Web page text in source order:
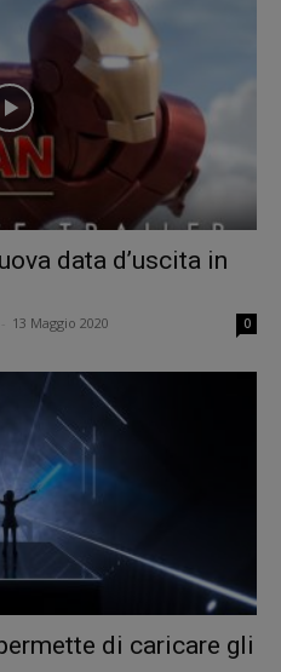
data d’uscita in
13 Maggio 2020 0
di caricare gli